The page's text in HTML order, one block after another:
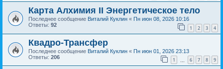
Карта Алхимия II Энергетическое тело
Последнее сообщение Виталий Куклин « Пн июн 08, 2026 10:16
Ответы: 92 1 2 3 4
Квадро-Трансфер
Последнее сообщение Виталий Куклин « Пн июн 01, 2026 23:13
Ответы: 206 1 6 7 8 9